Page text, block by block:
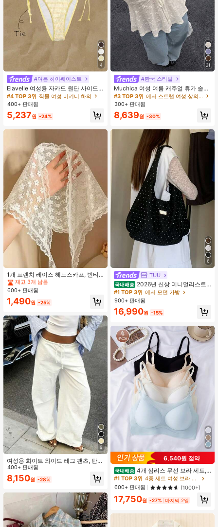
4
#여름 하이웨이스트
Elavelle 여성용 자카드 원단 사이드
타이 비키니 하의, 봄/여름
#4 TOP 3위 직물 여성 비키니 하의
400+ 판매됨
5,237원 -24%
1개 프렌치 레이스 헤드스카프, 빈티
지 전원풍 화이트 스위트 헤어 액세서
리, 야외 장식에 적합한 빈티지 폴리에
스터 섬유 휴가 스카프 여름 헤어밴드
비치 스카프 바캉스 반다나, 미적
흰색 반다나
#1 TOP 3위
흰색 반다나
재고 3개 남음
#1 TOP 3위
흰색 반다나
재고 3개 남음
#1 TOP 3위
재고 3개 남음
600+ 판매됨
1,490원 -25%
9
여성용 화이트 와이드 레그 팬츠, 탄력
허리 끈, 루즈 릴랙스 핏, 가벼운 통기
성 캐주얼 바지, 여름 봄, 해변
400+ 판매됨
8,150원 -28%
21
#한국 스타일
Muchica 여성 여름 캐주얼 휴가 솔리
드 컬러 자카드 스위트하트 넥 러치 드
로스트링 베이비돌 탑
#3 TOP 3위
에서 스트랩 여성 상의, 블라우스 & 티
300+ 판매됨
8,639원 -30%
6
TUU
국내배송 2026년 신상 미니멀리스트
도트 캔버스 토트백, 대용량 캐주얼 다
용도 통근 숄더 핸드백
#1 TOP 3위 에서 모던 가방
900+ 판매됨
16,990원 -15%
6,540원 절약
국내배송 4개 심리스 무선 브라 세트,
작은 가슴 보정, 초박형 통기성 아이스
실크 섹시 편안한 백리스 란제리 브라,
조절 가능
#1 TOP 3위
4종 세트 여성 브라 & 브랄렛
600+ 판매됨
(1000+)
17,750원 -27% 마지막 2일